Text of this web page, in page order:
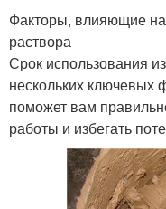
Факторы, влияющие на
раствора
Срок использования
нескольких ключевых
поможет вам
работы и избегать